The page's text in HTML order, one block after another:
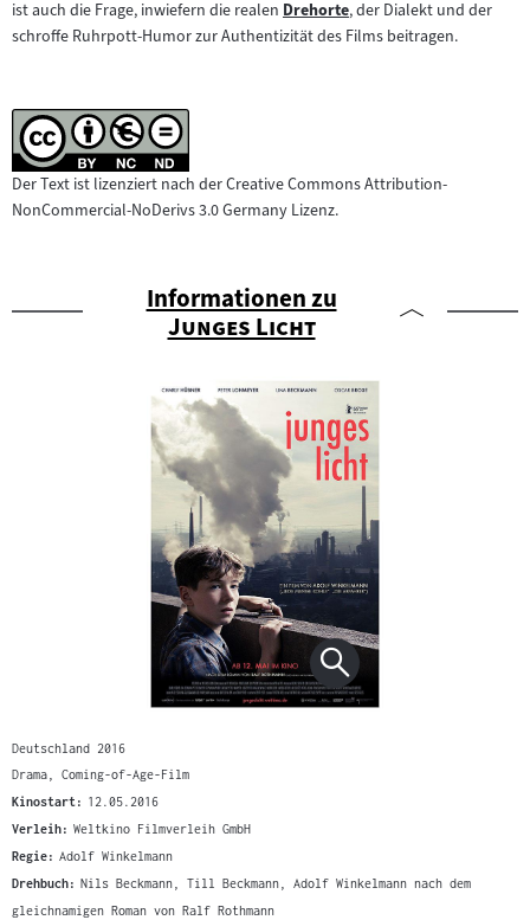
ist auch die Frage, inwiefern die realen Zum
Inhalt:
Drehorte, der Dialekt und der
schroffe Ruhrpott-Humor zur Authentizität des Films beitragen.
Der Text ist lizenziert nach der Creative Commons Attribution-
NonCommercial-NoDerivs 3.0 Germany Lizenz.
Informationen zu
"
Junges Licht"
Deutschland 2016
Drama, Coming-of-Age-Film
Kinostart: 12.05.2016
Verleih: Weltkino Filmverleih GmbH
Regie: Adolf Winkelmann
Drehbuch: Nils Beckmann, Till Beckmann, Adolf Winkelmann nach dem
gleichnamigen Roman von Ralf Rothmann